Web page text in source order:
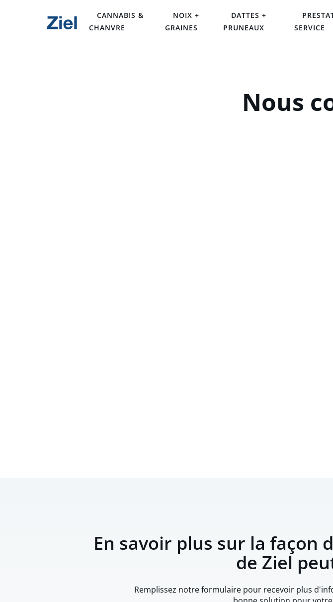
CANNABIS &
CHANVRE
NOIX +
GRAINES
DATTES +
PRUNEAUX
SERVICE
Nous
En savoir plus sur la façon
de Ziel
Remplissez notre formulaire pour recevoir plus